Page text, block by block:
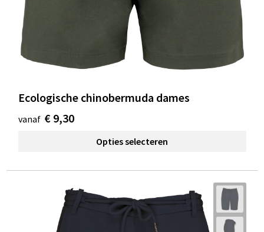
Ecologische chinobermuda dames
vanaf € 9,30
Opties selecteren